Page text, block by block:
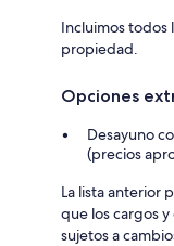
Incluimos todos
propiedad.
Opciones
Desayuno
(precios
La lista anterior
que los cargos
sujetos a